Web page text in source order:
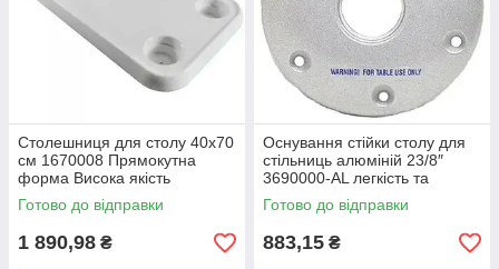
Столешниця для столу 40x70
см 1670008 Прямокутна
форма Висока якість
матеріалів
Готово до відправки
1 890,98 ₴
Оснування стійки столу для
стільниць алюміній 23/8″
3690000-AL легкість та
міцність конструкції
Готово до відправки
883,15 ₴